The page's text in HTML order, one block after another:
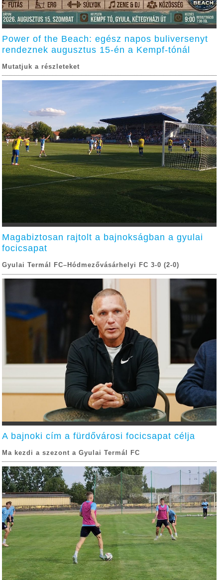
Power of the Beach: egész napos buliversenyt
rendeznek augusztus 15-én a Kempf-tónál
Mutatjuk a részleteket
Magabiztosan rajtolt a bajnokságban a gyulai
focicsapat
Gyulai Termál FC–Hódmezővásárhelyi FC 3-0 (2-0)
A bajnoki cím a fürdővárosi focicsapat célja
Ma kezdi a szezont a Gyulai Termál FC